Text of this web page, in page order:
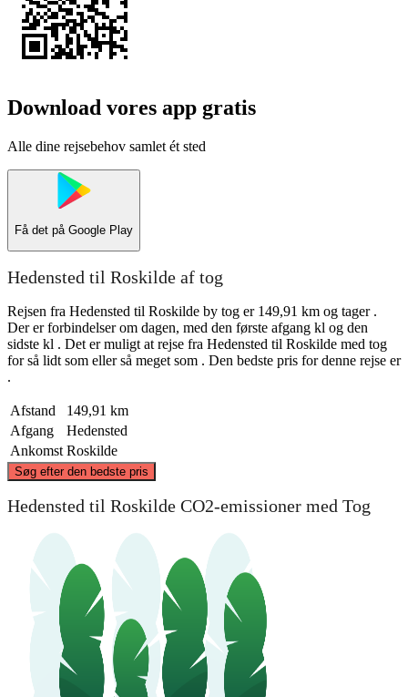
Download vores app gratis
Alle dine rejsebehov samlet ét sted
Få det på Google Play
Hedensted til Roskilde af tog
Rejsen fra Hedensted til Roskilde by tog er 149,91 km og tager .
Der er forbindelser om dagen, med den første afgang kl og den
sidste kl . Det er muligt at rejse fra Hedensted til Roskilde med tog
for så lidt som eller så meget som . Den bedste pris for denne rejse er
.
Afstand
149,91 km
Afgang
Hedensted
Ankomst Roskilde
Søg efter den bedste pris
Hedensted
Hedensted til Roskilde CO2-emissioner med Tog